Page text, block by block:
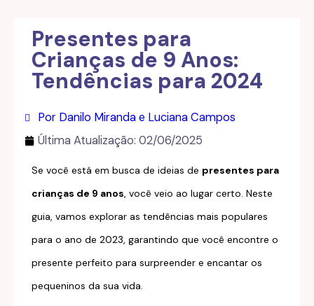
Presentes para
Crianças de 9 Anos:
Tendências para 2024
Por Danilo Miranda e Luciana Campos
Última Atualização: 02/06/2025
Se você está em busca de ideias de presentes para
crianças de 9 anos, você veio ao lugar certo. Neste
guia, vamos explorar as tendências mais populares
para o ano de 2023, garantindo que você encontre o
presente perfeito para surpreender e encantar os
pequeninos da sua vida.